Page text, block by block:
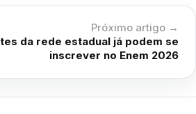
Próximo artigo →
da rede estadual já podem se
inscrever no Enem 2026